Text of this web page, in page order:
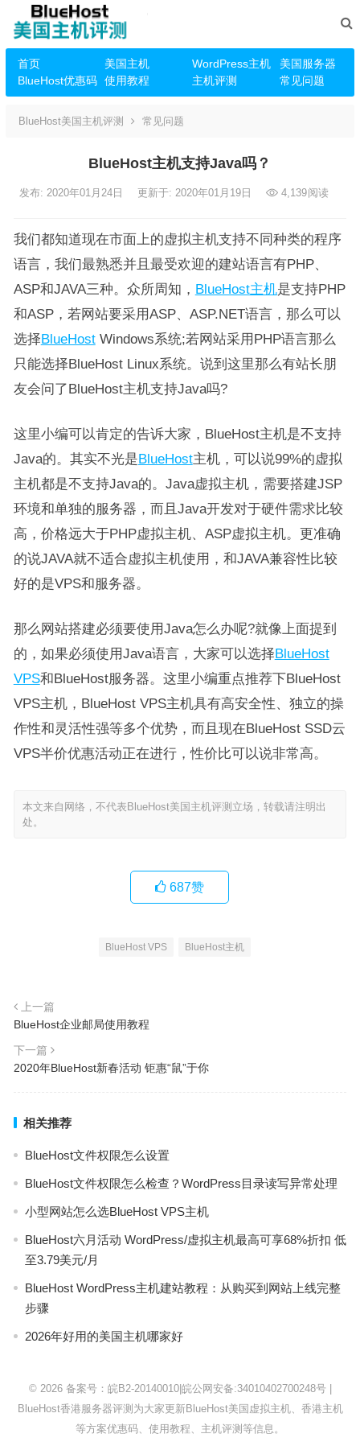
首页 美国主机 WordPress主机
美国服务器
BlueHost优惠码
使用教程 主机评测 常见问题
BlueHost美国主机评测 常见问题
BlueHost主机支持Java吗？
发布: 2020年01月24日 更新于: 2020年01月19日 4,139阅读
我们都知道现在市面上的虚拟主机支持不同种类的程序
语言，我们最熟悉并且最受欢迎的建站语言有PHP、
ASP和JAVA三种。众所周知， BlueHost主机是支持PHP
和ASP，若网站要采用ASP、ASP.NET语言，那么可以
选择BlueHostWindows系统;若网站采用PHP语言那么
只能选择BlueHost Linux系统。说到这里那么有站长朋
友会问了BlueHost主机支持Java吗?
这里小编可以肯定的告诉大家，BlueHost主机是不支持
Java的。其实不光是BlueHost主机，可以说99%的虚拟
主机都是不支持Java的。Java虚拟主机，需要搭建JSP
环境和单独的服务器，而且Java开发对于硬件需求比较
高，价格远大于PHP虚拟主机、ASP虚拟主机。更准确
的说JAVA就不适合虚拟主机使用，和JAVA兼容性比较
好的是VPS和服务器。
那么网站搭建必须要使用Java怎么办呢?就像上面提到
的，如果必须使用Java语言，大家可以选择BlueHost
VPS和BlueHost服务器。这里小编重点推荐下BlueHost
VPS主机，BlueHost VPS主机具有高安全性、独立的操
作性和灵活性强等多个优势，而且现在BlueHost SSD云
VPS半价优惠活动正在进行，性价比可以说非常高。
本文来自网络，不代表BlueHost美国主机评测立场，转载请注明出
处。
687赞
BlueHost VPS BlueHost主机
上一篇
BlueHost企业邮局使用教程
下一篇
2020年BlueHost新春活动 钜惠“鼠”于你
相关推荐
BlueHost文件权限怎么设置
BlueHost文件权限怎么检查？WordPress目录读写异常处理
小型网站怎么选BlueHost VPS主机
BlueHost六月活动 WordPress/虚拟主机最高可享68%折扣 低
至3.79美元/月
BlueHost WordPress主机建站教程：从购买到网站上线完整
步骤
2026年好用的美国主机哪家好
© 2026 备案号：皖B2-20140010| 皖公网安备:34010402700248号|
BlueHost香港服务器评测为大家更新BlueHost美国虚拟主机、香港主机
等方案优惠码、使用教程、主机评测等信息。